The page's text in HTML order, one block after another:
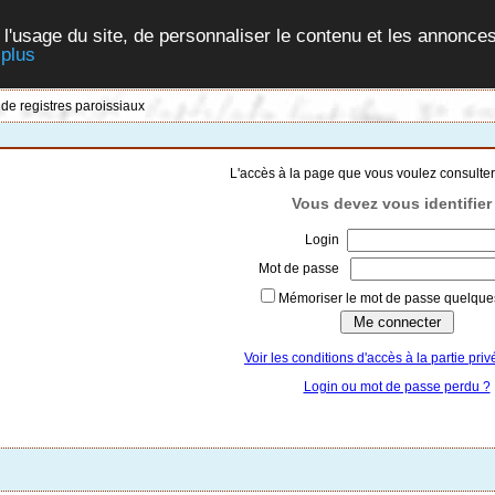
du site, de personnaliser le contenu et les
registres paroissiaux
L'accès à la page que vous voulez
Vous devez vous identifier
Login
Mot de passe
Mémoriser le mot de passe
Voir les conditions d'accès à la partie
Login ou mot de passe perdu ?